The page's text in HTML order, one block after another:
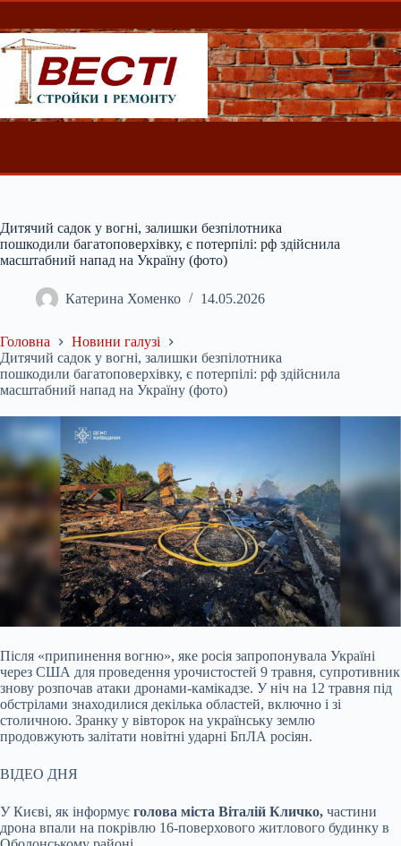
Перейти
вмісту
Дитячий садок у вогні, залишки безпілотника
пошкодили багатоповерхівку, є потерпілі: рф здійснила
масштабний напад на Україну (фото)
Катерина Хоменко 14.05.2026
Головна
Новини галузі
Дитячий садок у вогні, залишки безпілотника
пошкодили багатоповерхівку, є потерпілі: рф здійснила
масштабний напад на Україну (фото)
Після «припинення вогню», яке росія запропонувала Україні
через США для проведення урочистостей 9 травня, супротивник
знову розпочав атаки дронами-камікадзе. У ніч на 12 травня під
обстрілами знаходилися декілька областей, включно і зі
столичною. Зранку у вівторок на українську землю
продовжують залітати новітні ударні БпЛА росіян.
ВІДЕО ДНЯ
У Києві, як інформує голова міста Віталій Кличко, частини
дрона впали на покрівлю 16-поверхового житлового будинку в